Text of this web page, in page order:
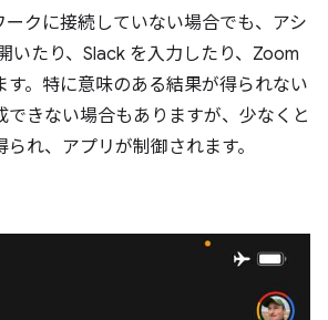
ークに接続していない場合でも、アシ
いたり、Slack を入力したり、Zoom
す。特に意味のある結果が得られない
できない場合もありますが、少なくと
られ、アプリが制御されます。